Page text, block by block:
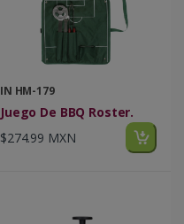
IN HM-179
Juego De BBQ Roster.
$274.99 MXN